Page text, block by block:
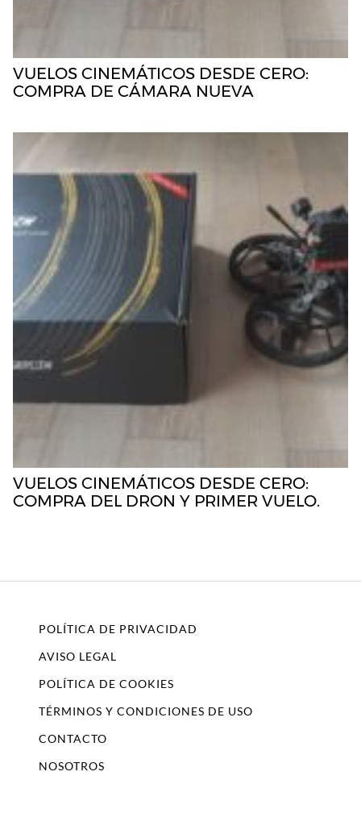
VUELOS CINEMÁTICOS DESDE CERO:
COMPRA DE CÁMARA NUEVA
VUELOS CINEMÁTICOS DESDE CERO:
COMPRA DEL DRON Y PRIMER VUELO.
POLÍTICA DE PRIVACIDAD
AVISO LEGAL
POLÍTICA DE COOKIES
TÉRMINOS Y CONDICIONES DE USO
CONTACTO
NOSOTROS